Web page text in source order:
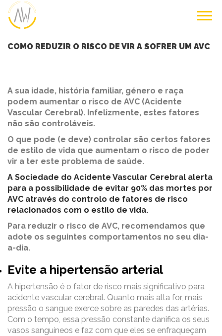
COMO REDUZIR O RISCO DE VIR A SOFRER UM AVC
A sua idade, história familiar, género e raça
podem aumentar o risco de AVC (Acidente
Vascular Cerebral). Infelizmente, estes fatores
não são controláveis.
O que pode (e deve) controlar são certos fatores
de estilo de vida que aumentam o risco de poder
vir a ter este problema de saúde.
A Sociedade do Acidente Vascular Cerebral alerta
para a possibilidade de evitar 90% das mortes por
AVC através do controlo de fatores de risco
relacionados com o estilo de vida.
Para reduzir o risco de AVC, recomendamos que
adote os seguintes comportamentos no seu dia-
a-dia.
Evite a hipertensão arterial
A hipertensão é o fator de risco mais significativo para
acidente vascular cerebral. Quanto mais alta for, mais
pressão o sangue exerce sobre as paredes das artérias.
Com o tempo, essa pressão constante danifica os seus
vasos sanguíneos e faz com que eles se enfraqueçam